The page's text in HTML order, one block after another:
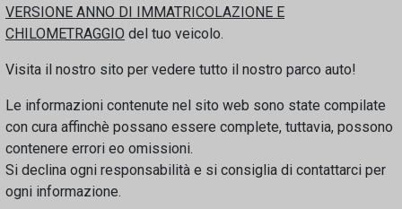
VERSIONE ANNO DI IMMATRICOLAZIONE E
CHILOMETRAGGIO del tuo veicolo.
Visita il nostro sito per vedere tutto il nostro parco auto!
Le informazioni contenute nel sito web sono state compilate
con cura affinchè possano essere complete, tuttavia, possono
contenere errori eo omissioni.
Si declina ogni responsabilità e si consiglia di contattarci per
ogni informazione.